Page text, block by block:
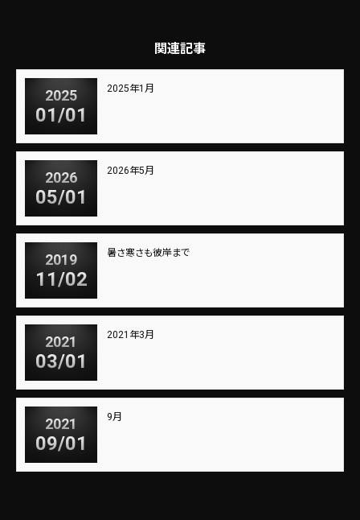
関連記事
2025
01/01
2025年1月
2026
05/01
2026年5月
2019
11/02
暑さ寒さも彼岸まで
2021
03/01
2021年3月
2021
09/01
9月